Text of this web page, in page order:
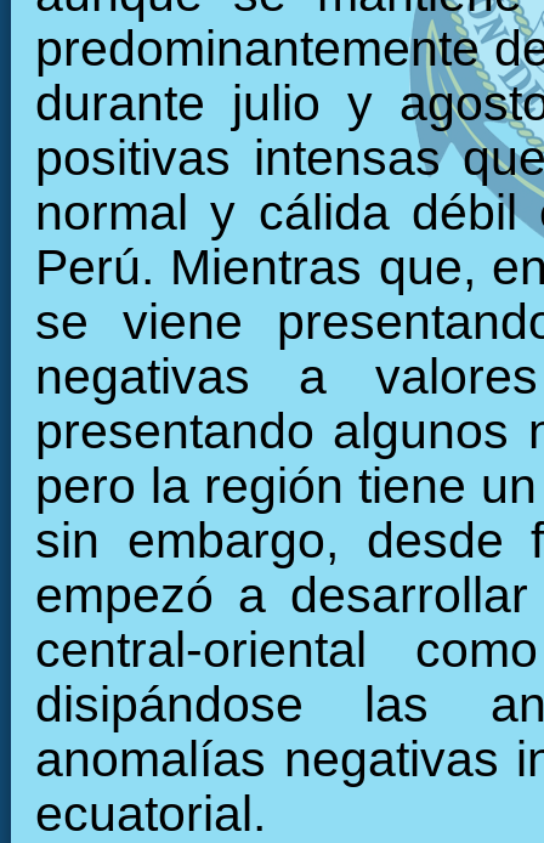
predominantemente
durante julio y
positivas intensas
normal y cálida
Perú. Mientras que,
se viene
negativas a
presentando algunos
pero la región tiene
sin embargo,
empezó a
central-oriental
disipándose las
anomalías negativas
ecuatorial.